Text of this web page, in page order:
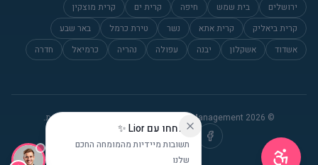
שוחחו עם Lior ✨
תשובות מיידיות מהמומחה החכם
שלנו
ירושלים
בית שמש חיפה קרית ים
קרית מוצקין
קרית ביאליק
קרית אתא נשר טירת כרמל
באר שבע
אשדוד
אשקלון יבנה עפולה נהריה כרמיאל חדרה
© 2026 Flamingo Property Management. כל הזכויות שמורות.